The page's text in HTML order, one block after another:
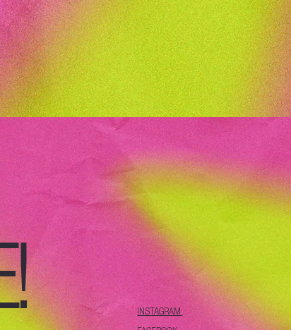
INSTAGRAM